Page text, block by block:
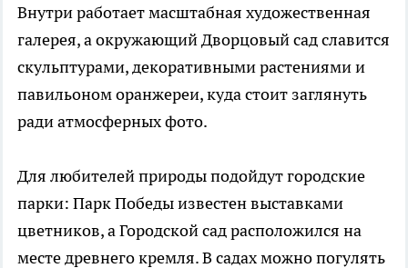
Внутри работает масштабная художественная
галерея, а окружающий Дворцовый сад славится
скульптурами, декоративными растениями и
павильоном оранжереи, куда стоит заглянуть
ради атмосферных фото.
Для любителей природы подойдут городские
парки: Парк Победы известен выставками
цветников, а Городской сад расположился на
месте древнего кремля. В садах можно погулять